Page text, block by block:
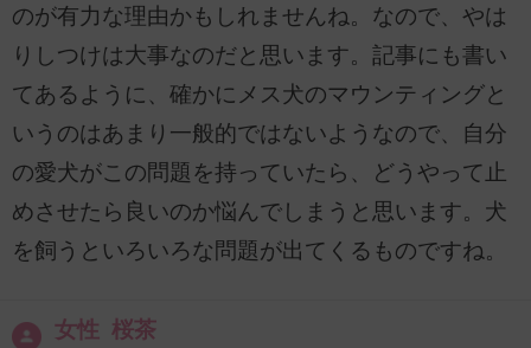
のが有力な理由かもしれませんね。なので、やは
りしつけは大事なのだと思います。記事にも書い
てあるように、確かにメス犬のマウンティングと
いうのはあまり一般的ではないようなので、自分
の愛犬がこの問題を持っていたら、どうやって止
めさせたら良いのか悩んでしまうと思います。犬
を飼うといろいろな問題が出てくるものですね。
女性 桜茶